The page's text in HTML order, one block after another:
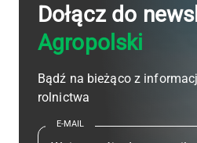
Dołącz do
Agropolski
Bądź na bieżąco z
rolnictwa
E-MAIL